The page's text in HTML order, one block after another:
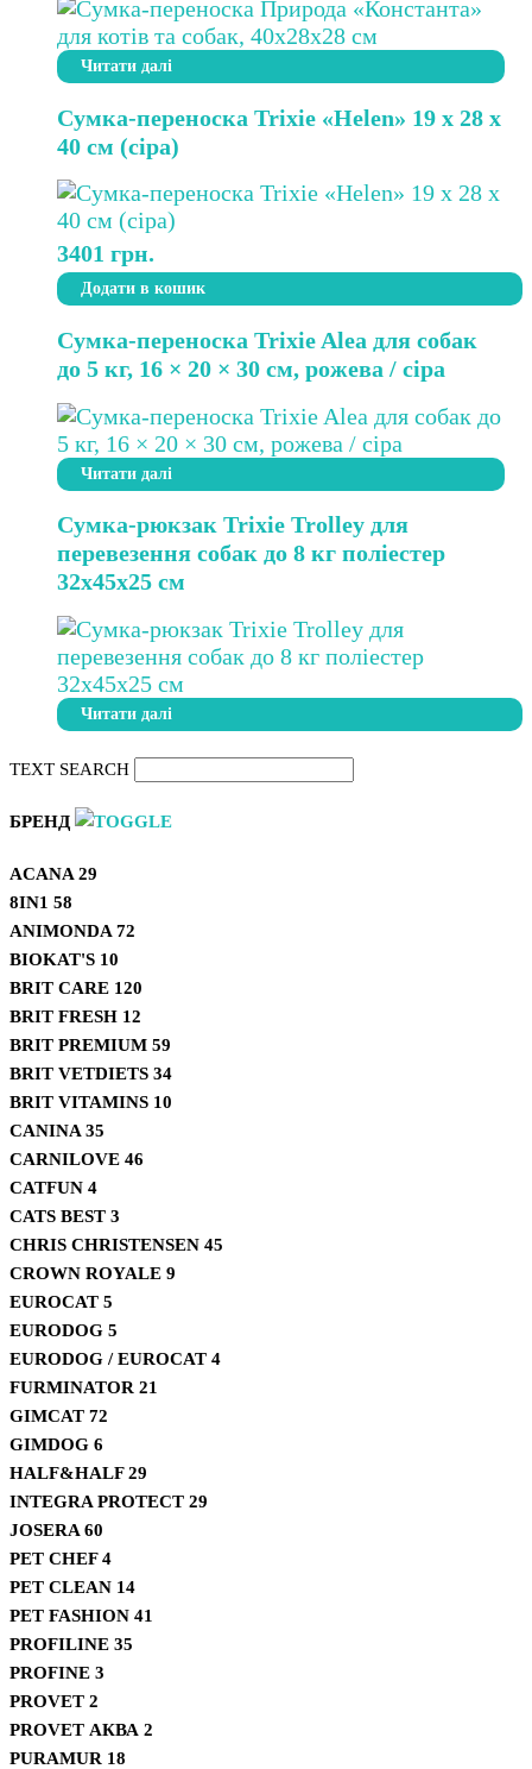
Читати далі
Сумка-переноска Trixie «Helen» 19 x 28 x
40 см (сіра)
3401 грн.
Додати в кошик
Сумка-переноска Trixie Alea для собак
до 5 кг, 16 × 20 × 30 см, рожева / сіра
Читати далі
Сумка-рюкзак Trixie Trolley для
перевезення собак до 8 кг поліестер
32х45х25 см
Читати далі
TEXT SEARCH
БРЕНД
ACANA 29
8IN1 58
ANIMONDA 72
BIOKAT'S 10
BRIT CARE 120
BRIT FRESH 12
BRIT PREMIUM 59
BRIT VETDIETS 34
BRIT VITAMINS 10
CANINA 35
CARNILOVE 46
CATFUN 4
CATS BEST 3
CHRIS CHRISTENSEN 45
CROWN ROYALE 9
EUROCAT 5
EURODOG 5
EURODOG / EUROCAT 4
FURMINATOR 21
GIMCAT 72
GIMDOG 6
HALF&HALF29
INTEGRA PROTECT 29
JOSERA 60
PET CHEF4
PET CLEAN 14
PET FASHION 41
PROFILINE 35
PROFINE 3
PROVET 2
PROVET АКВА 2
PURAMUR 18